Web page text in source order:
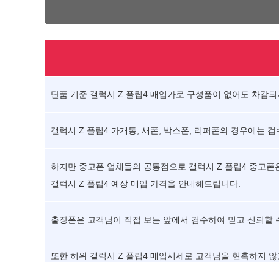
단품 기준 갤럭시 Z 플립4 매입가로 구성품이 없어도 차감
갤럭시 Z 플립4 가개통, 새폰, 박스폰, 리퍼폰의 경우에는
하지만 중고폰 업체들의 공통점으로 갤럭시 Z 플립4 중고
갤럭시 Z 플립4 예상 매입 가격을 안내해드립니다.
출장폰은 고객님이 직접 보는 앞에서 검수하여 믿고 신뢰
또한 허위 갤럭시 Z 플립4 매입시세로 고객님을 현혹하지